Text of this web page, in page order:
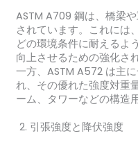
ASTM A709 鋼は、橋梁
されています。これには
どの環境条件に耐えるよ
向上させるための強化さ
一方、ASTM A572 は主
れ、その優れた強度対重
ーム、タワーなどの構造
引張強度と降伏強度